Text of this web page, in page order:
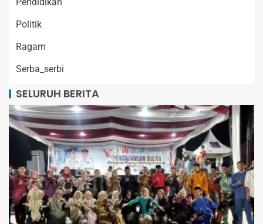
Pendidikan
Politik
Ragam
Serba_serbi
SELURUH BERITA